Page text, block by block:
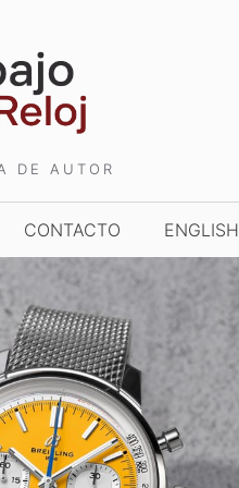
DE AUTOR
TIME TO WATCHES
CONTACTO ENGLISH